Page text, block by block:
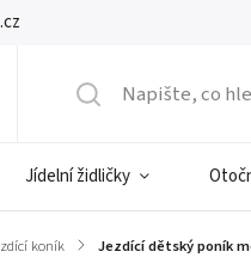
Jídelní židličky
koník / Jezdící dětský poník